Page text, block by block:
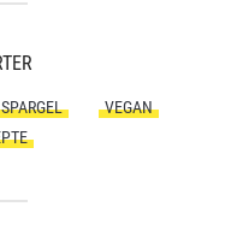
SPARGEL
VEGAN